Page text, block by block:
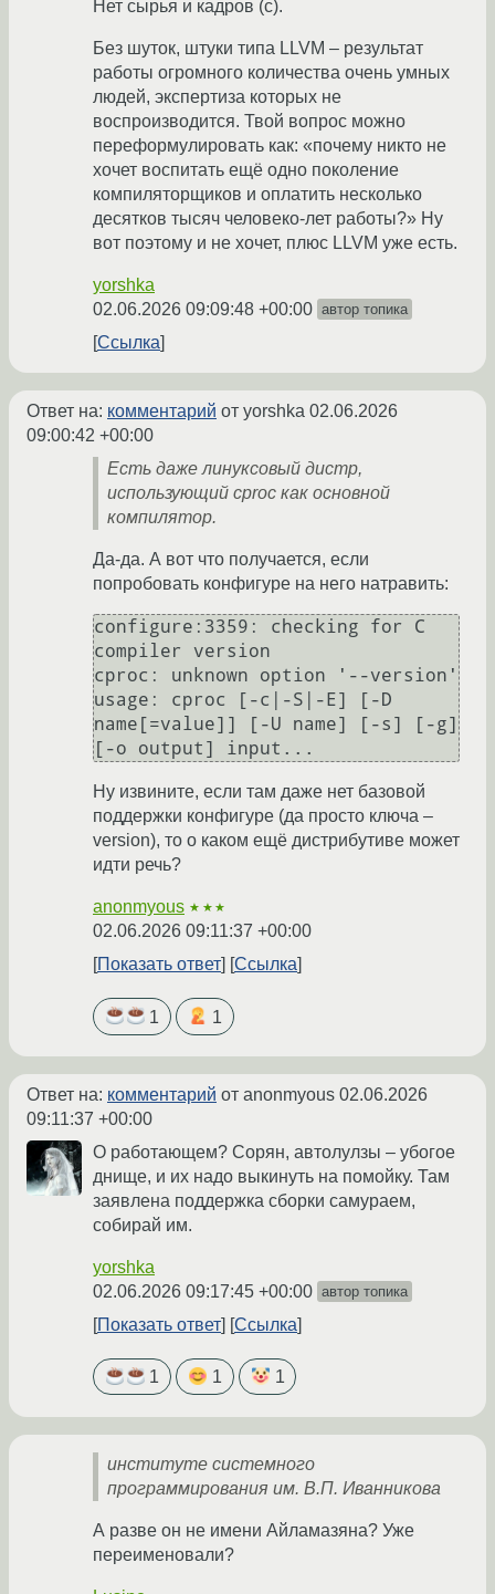
Нет сырья и кадров (c).
Без шуток, штуки типа LLVM – результат
работы огромного количества очень умных
людей, экспертиза которых не
воспроизводится. Твой вопрос можно
переформулировать как: «почему никто не
хочет воспитать ещё одно поколение
компиляторщиков и оплатить несколько
десятков тысяч человеко-лет работы?» Ну
вот поэтому и не хочет, плюс LLVM уже есть.
yorshka
02.06.2026 09:09:48 +00:00 автор топика
Ссылка
Ответ на: комментарий от yorshka 02.06.2026
09:00:42 +00:00
Есть даже линуксовый дистр,
использующий cproc как основной
компилятор.
Да-да. А вот что получается, если
попробовать конфигуре на него натравить:
configure:3359: checking for C
compiler version
cproc: unknown option '--version'
usage: cproc [-c|-S|-E] [-D
name[=value]] [-U name] [-s] [-g]
Ну извините, если там даже нет базовой
поддержки конфигуре (да просто ключа –
version), то о каком ещё дистрибутиве может
идти речь?
anonmyous ★★★
02.06.2026 09:11:37 +00:00
Показать ответ
Ссылка
1 1
Ответ на: комментарий от anonmyous 02.06.2026
09:11:37 +00:00
О работающем? Сорян, автолулзы – убогое
днище, и их надо выкинуть на помойку. Там
заявлена поддержка сборки самураем,
собирай им.
yorshka
02.06.2026 09:17:45 +00:00 автор топика
Показать ответ Ссылка
1 1 1
институте системного
программирования им. В.П. Иванникова
А разве он не имени Айламазяна? Уже
переименовали?